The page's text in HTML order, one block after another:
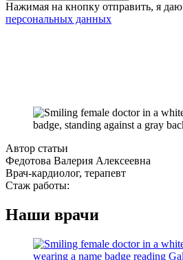
Нажимая на кнопку отправить, я даю
персональных данных
Автор статьи
Федотова Валерия Алексеевна
Врач-кардиолог, терапевт
Стаж работы:
Наши врачи